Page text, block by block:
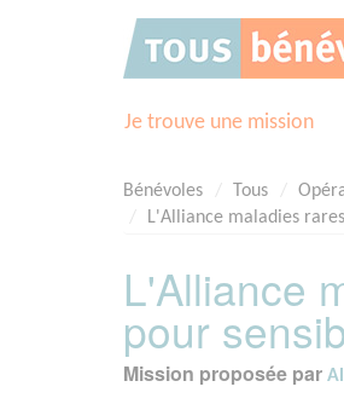
Je trouve une mission
Bénévoles Tous
L'Alliance maladies
L'Alliance
pour
Mission proposée par